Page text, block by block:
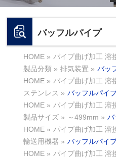
バッフルパイプ
HOME » パイプ曲げ加工 溶
製品分類 » 排気装置 » バッ
HOME » パイプ曲げ加工 溶
ステンレス » バッフルパイ
HOME » パイプ曲げ加工 溶
製品サイズ » ～499mm » バ
HOME » パイプ曲げ加工 溶
輸送用機器 » バッフルパイ
HOME » パイプ曲げ加工 溶